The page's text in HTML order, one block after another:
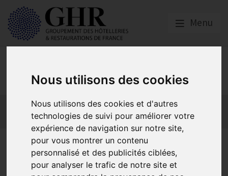
Nous utilisons des cookies
Nous utilisons des cookies et d'autres
technologies de suivi pour améliorer votre
expérience de navigation sur notre site,
pour vous montrer un contenu
personnalisé et des publicités ciblées,
pour analyser le trafic de notre site et
Menu
Handicap
Actualité 2026 Nos Métiers
Offres d’Emploi
Formation
Mission Handicap
IMPORTANT - Calendrier de
réouverture de la plateforme